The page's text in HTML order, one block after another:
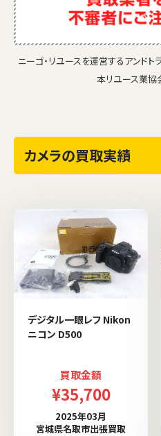
ニーゴ・リユースを運営するアンド
本リユース業協
カメラの買取実績
デジタル一眼レフ Nikon
ニコン D500
買取金額
¥35,700
2025年03月
宮城県名取市出張買取